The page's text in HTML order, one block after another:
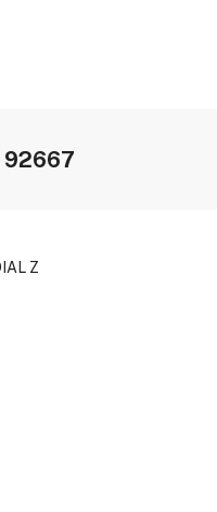
92667